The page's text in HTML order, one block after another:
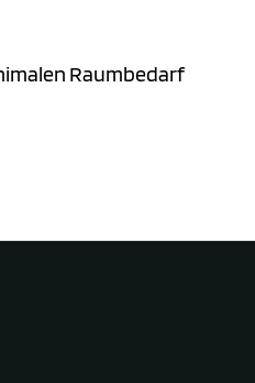
Raumbedarf